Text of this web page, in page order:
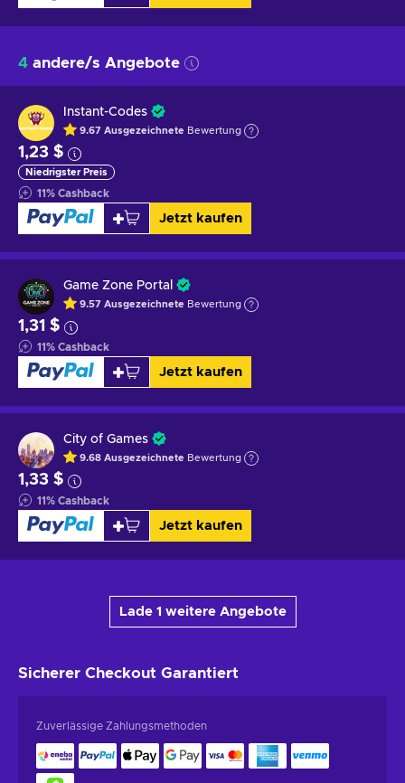
4 andere/s Angebote
Instant-Codes
9.67 Ausgezeichnete Bewertung
1,23 $
Niedrigster Preis
11% Cashback
Jetzt kaufen
Game Zone Portal
9.57 Ausgezeichnete Bewertung
1,31 $
11% Cashback
Jetzt kaufen
City of Games
9.68 Ausgezeichnete Bewertung
1,33 $
11% Cashback
Jetzt kaufen
Lade 1 weitere Angebote
Sicherer Checkout Garantiert
Zuverlässige Zahlungsmethoden